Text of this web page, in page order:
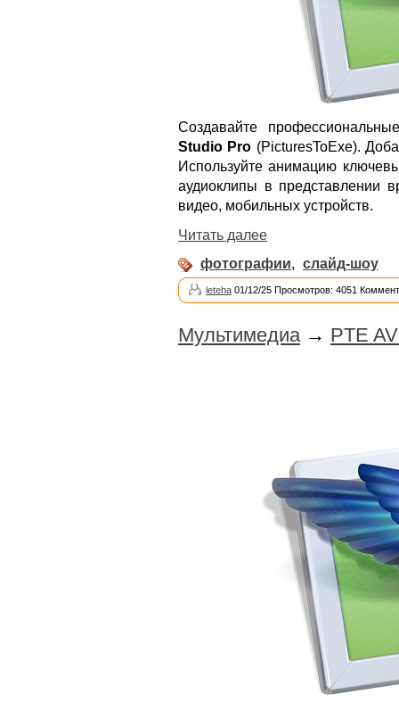
Создавайте
Studio Pro (PicturesToExe).
Используйте анимацию
аудиоклипы в
видео, мобильных устройств.
Читать далее
фотографии, слайд-шоу
leteha 01/12/25 Просмотров: 4051
Мультимедиа→ PTE